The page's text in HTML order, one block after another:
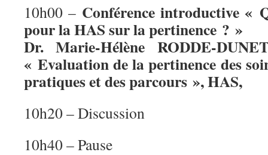
10h00 – Conférence introductive «
pour la HAS sur la pertinence ? »
Dr. Marie-Hélène RODDE-
« Evaluation de la pertinence des
pratiques et des parcours », HAS,
10h20 – Discussion
10h40 – Pause